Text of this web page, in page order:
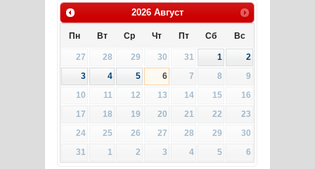
2026 Август
Пн Вт Ср Чт Пт Сб Вс
27 28 29 30 31 1
2
3
4 5 6 7 8
9
10
11 12 13 14 15
16
17
18 19 20 21 22
23
24
25 26 27 28 29
30
31
1 2 3 4 5 6